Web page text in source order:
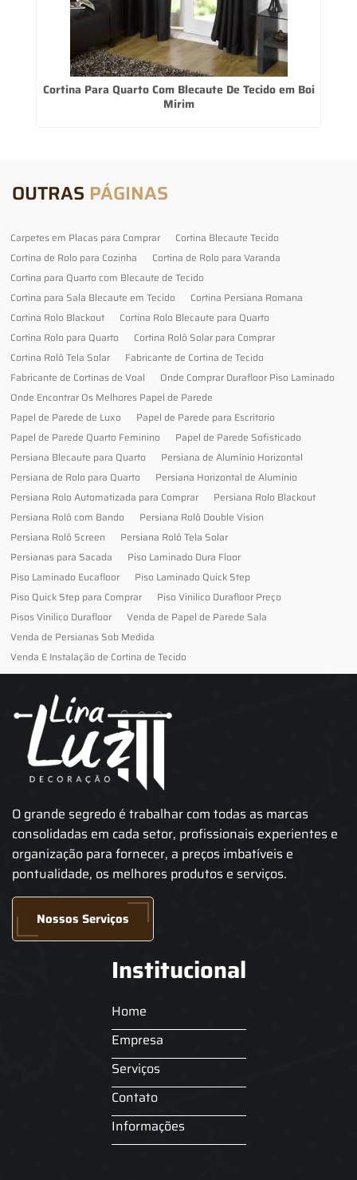
Cortina Para Quarto Com Blecaute De Tecido em Boi
Mirim
OUTRAS PÁGINAS
Carpetes em Placas para Comprar
Cortina Blecaute Tecido
Cortina de Rolo para Cozinha
Cortina de Rolo para Varanda
Cortina para Quarto com Blecaute de Tecido
Cortina para Sala Blecaute em Tecido
Cortina Persiana Romana
Cortina Rolo Blackout
Cortina Rolo Blecaute para Quarto
Cortina Rolo para Quarto
Cortina Rolô Solar para Comprar
Cortina Rolô Tela Solar
Fabricante de Cortina de Tecido
Fabricante de Cortinas de Voal
Onde Comprar Durafloor Piso Laminado
Onde Encontrar Os Melhores Papel de Parede
Papel de Parede de Luxo
Papel de Parede para Escritorio
Papel de Parede Quarto Feminino
Papel de Parede Sofisticado
Persiana Blecaute para Quarto
Persiana de Alumínio Horizontal
Persiana de Rolo para Quarto
Persiana Horizontal de Alumínio
Persiana Rolo Automatizada para Comprar
Persiana Rolo Blackout
Persiana Rolô com Bando
Persiana Rolô Double Vision
Persiana Rolô Screen
Persiana Rolô Tela Solar
Persianas para Sacada
Piso Laminado Dura Floor
Piso Laminado Eucafloor
Piso Laminado Quick Step
Piso Quick Step para Comprar
Piso Vinilico Durafloor Preço
Pisos Vinilico Durafloor
Venda de Papel de Parede Sala
Venda de Persianas Sob Medida
Venda E Instalação de Cortina de Tecido
O grande segredo é trabalhar com todas as marcas
consolidadas em cada setor, profissionais experientes e
organização para fornecer, a preços imbatíveis e
pontualidade, os melhores produtos e serviços.
Nossos Serviços
Institucional
Home
Empresa
Serviços
Contato
Informações